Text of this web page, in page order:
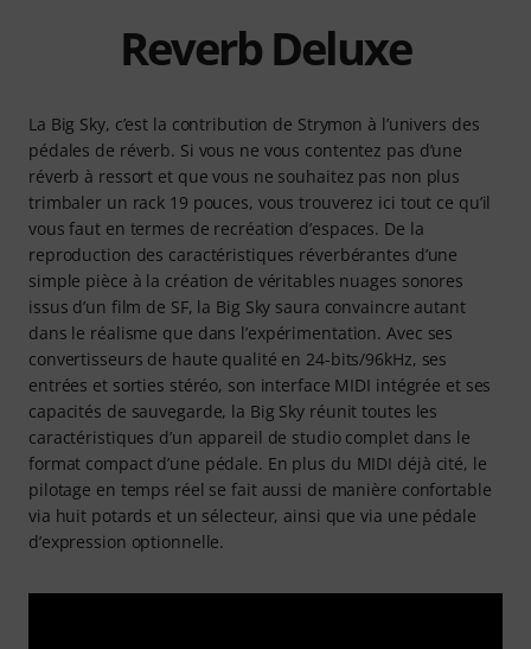
Reverb Deluxe
La Big Sky, c’est la contribution de Strymon à l’univers des
pédales de réverb. Si vous ne vous contentez pas d’une
réverb à ressort et que vous ne souhaitez pas non plus
trimbaler un rack 19 pouces, vous trouverez ici tout ce qu’il
vous faut en termes de recréation d’espaces. De la
reproduction des caractéristiques réverbérantes d’une
simple pièce à la création de véritables nuages sonores
issus d’un film de SF, la Big Sky saura convaincre autant
dans le réalisme que dans l’expérimentation. Avec ses
convertisseurs de haute qualité en 24-bits/96kHz, ses
entrées et sorties stéréo, son interface MIDI intégrée et ses
capacités de sauvegarde, la Big Sky réunit toutes les
caractéristiques d’un appareil de studio complet dans le
format compact d’une pédale. En plus du MIDI déjà cité, le
pilotage en temps réel se fait aussi de manière confortable
via huit potards et un sélecteur, ainsi que via une pédale
d’expression optionnelle.